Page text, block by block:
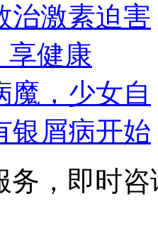
治激素迫害
享健康
魔，少女自
银屑病开始
务，即时咨